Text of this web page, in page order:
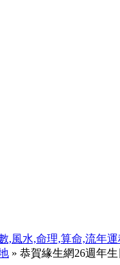
,風水,命理,算命,流年
» 恭賀緣生網26週年